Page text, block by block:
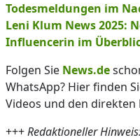
Todesmeldungen im
Leni Klum News 2025:
Influencerin im
Folgen Sie News.de
WhatsApp? Hier finden
Videos und den
+++Redaktioneller